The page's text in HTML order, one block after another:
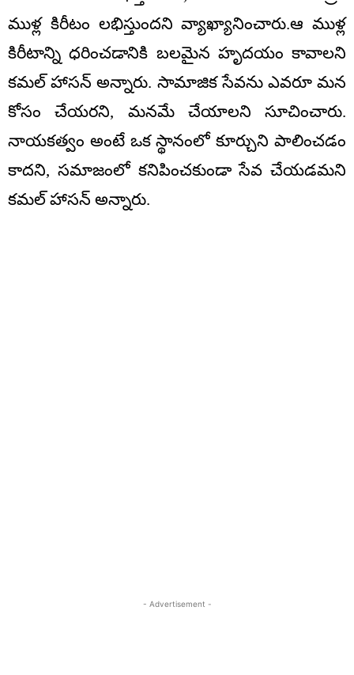
ముళ్ల కిరీటం లభిస్తుందని వ్యాఖ్యానించారు.ఆ ముళ్ల
కిరీటాన్ని ధరించడానికి బలమైన హృదయం కావాలని
కమల్‌ హాసన్‌ అన్నారు. సామాజిక సేవను ఎవరూ మన
కోసం చేయరని, మనమే చేయాలని సూచించారు.
నాయకత్వం అంటే ఒక స్థానంలో కూర్చుని పాలించడం
కాదని, సమాజంలో కనిపించకుండా సేవ చేయడమని
కమల్ హాసన్‌ అన్నారు.
- Advertisement -